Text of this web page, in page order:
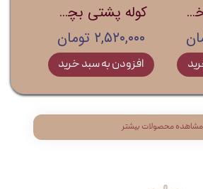
کوله پشتی بچگانه برند accessories
۲,۵۲۰,۰۰۰ تومان
افزودن به سبد خرید
کوله پشتی دخترانه برند Disney